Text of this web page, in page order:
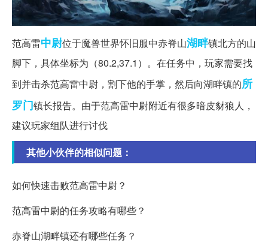
范高雷中尉位于魔兽世界怀旧服中赤脊山湖畔镇北方的山
脚下，具体坐标为（80.2,37.1）。在任务中，玩家需要找
到并击杀范高雷中尉，割下他的手掌，然后向湖畔镇的所
罗门镇长报告。由于范高雷中尉附近有很多暗皮豺狼人，
建议玩家组队进行讨伐
其他小伙伴的相似问题：
如何快速击败范高雷中尉？
范高雷中尉的任务攻略有哪些？
赤脊山湖畔镇还有哪些任务？